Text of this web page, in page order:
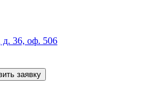
д. 36, оф. 506
заявку